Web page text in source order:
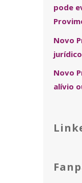
pode
Novo
Novo
alívio